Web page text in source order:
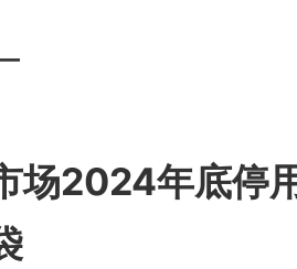
场2024年底停